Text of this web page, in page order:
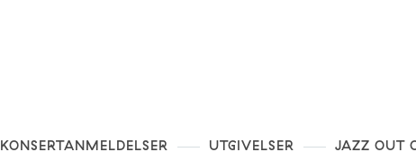
KONSERTANMELDELSER UTGIVELSER JAZZ OUT